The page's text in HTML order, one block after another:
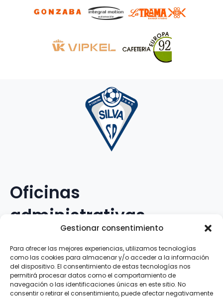
Gestionar consentimiento
Para ofrecer las mejores experiencias, utilizamos tecnologías
como las cookies para almacenar y/o acceder a la información
del dispositivo. El consentimiento de estas tecnologías nos
permitirá procesar datos como el comportamiento de
navegación o las identificaciones únicas en este sitio. No
consentir o retirar el consentimiento, puede afectar negativamente
Oficinas
administrativas
Avenida Galileo Galilei, 12
15.008 · A Coruña · España
Teléfono:881.069.303